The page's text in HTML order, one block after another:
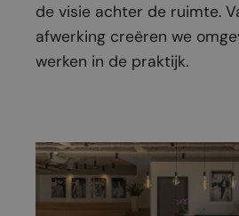
de visie achter de ruimte.
afwerking creëren we
werken in de praktijk.